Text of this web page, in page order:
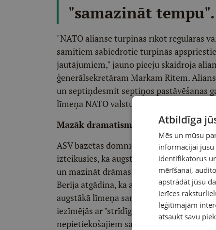
"samazināt tempu".
"NATO alianse turpinās rīkot regulāras
samitiem sabiedrotie turpinās
jautājumiem," jauno pieeju skaidroja
ģenerālsekretāram Markam Ritem.
un septiņdesmit septiņos pastāvēšanas
līmeņa NATO valstu sanāksmes tomēr
Mazāk dramatisma
ASV bāzētās domnīcas "Atlantic
izteikusies, ka augsta līmeņa samitu
un mazināt drāmas noskaņas, kas
Berija atgādina, ka aukstā kara gados
augstākā līmeņa samitus. Savukārt tie,
iezīmējās ar "strīdīgiem notikumiem",
nepietiekošajiem sabiedroto aizsardzības
Atbildīga
Mēs un mūsu
informācijai jūsu
identifikatorus
mērīšanai,
apstrādāt jūsu
ierīces
leģitīmajām
atsaukt savu